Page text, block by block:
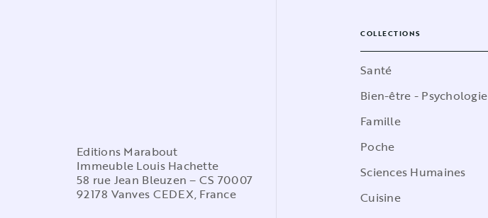
Editions Marabout
Immeuble Louis Hachette
58 rue Jean Bleuzen – CS 70007
92178 Vanves CEDEX, France
COLLECTIONS
Santé
Bien-être - Psychologie
Famille
Poche
Sciences Humaines
Cuisine